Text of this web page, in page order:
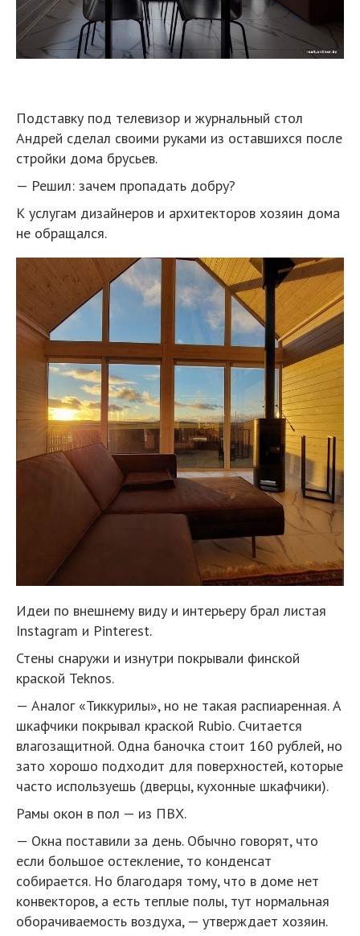
Подставку под телевизор и журнальный стол
Андрей сделал своими руками из оставшихся после
стройки дома брусьев.
— Решил: зачем пропадать добру?
К услугам дизайнеров и архитекторов хозяин дома
не обращался.
Идеи по внешнему виду и интерьеру брал листая
Instagram и Pinterest.
Стены снаружи и изнутри покрывали финской
краской Teknos.
— Аналог «Тиккурилы», но не такая распиаренная. А
шкафчики покрывал краской Rubio. Считается
влагозащитной. Одна баночка стоит 160 рублей, но
зато хорошо подходит для поверхностей, которые
часто используешь (дверцы, кухонные шкафчики).
Рамы окон в пол — из ПВХ.
— Окна поставили за день. Обычно говорят, что
если большое остекление, то конденсат
собирается. Но благодаря тому, что в доме нет
конвекторов, а есть теплые полы, тут нормальная
оборачиваемость воздуха, — утверждает хозяин.